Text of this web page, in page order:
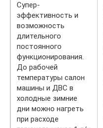
Супер-
эффективность и
возможность
длительного
постоянного
функционирования.
До рабочей
температуры салон
машины и ДВС в
холодные зимние
дни можно нагреть
при расходе